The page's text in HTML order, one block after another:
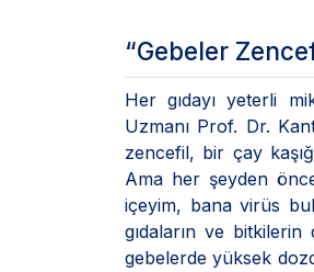
“Gebeler
Her gıdayı yeterli
Uzmanı Prof. Dr.
zencefil, bir çay
Ama her şeyden
içeyim, bana virüs
gıdaların ve
gebelerde yüksek